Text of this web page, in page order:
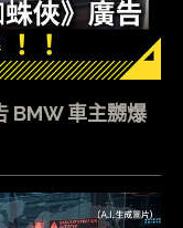
BMW 車主嬲爆